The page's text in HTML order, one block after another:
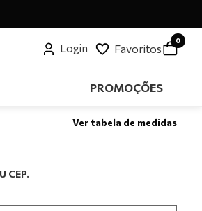
Login Favoritos
0
PROMOÇÕES
Ver tabela de medidas
CEP.